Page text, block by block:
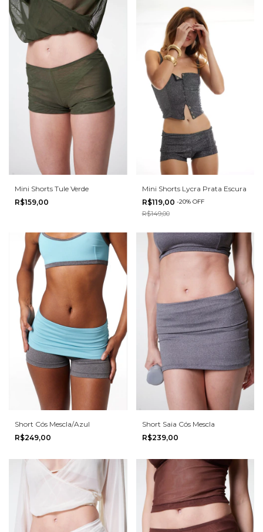
Mini Shorts Tule Verde
R$159,00
Mini Shorts Lycra Prata Escura
R$119,00 -20% OFF
R$149,00
Short Cós Mescla/Azul
R$249,00
Short Saia Cós Mescla
R$239,00